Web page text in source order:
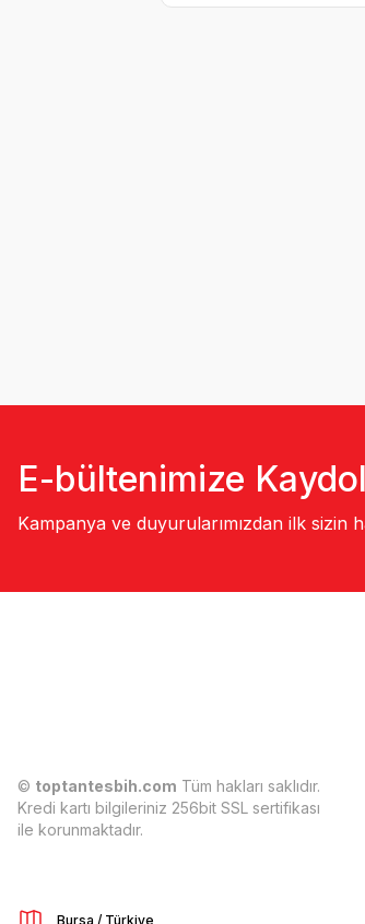
E-bültenimize
Kampanya ve duyurularımızdan ilk sizin
© toptantesbih.com Tüm hakları saklıdır.
Kredi kartı bilgileriniz 256bit SSL sertifikası
ile korunmaktadır.
Bursa / Türkiye